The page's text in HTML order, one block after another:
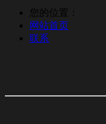
您的位置：
网站首页
联系